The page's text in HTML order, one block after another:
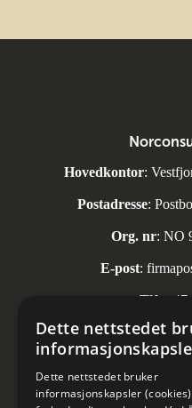
Hovedkontor:
Postadresse:
Org. nr: NO
E-post:
Tlf:
Automatisk mottak av
Dette nettstedet
Dette nettstedet bruker
informasjonskapsler